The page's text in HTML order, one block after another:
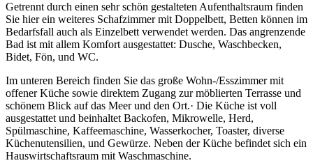
Getrennt durch einen sehr schön gestalteten Aufenthaltsraum finden
Sie hier ein weiteres Schafzimmer mit Doppelbett, Betten können im
Bedarfsfall auch als Einzelbett verwendet werden. Das angrenzende
Bad ist mit allem Komfort ausgestattet: Dusche, Waschbecken,
Bidet, Fön, und WC.
Im unteren Bereich finden Sie das große Wohn-/Esszimmer mit
offener Küche sowie direktem Zugang zur möblierten Terrasse und
schönem Blick auf das Meer und den Ort.· Die Küche ist voll
ausgestattet und beinhaltet Backofen, Mikrowelle, Herd,
Spülmaschine, Kaffeemaschine, Wasserkocher, Toaster, diverse
Küchenutensilien, und Gewürze. Neben der Küche befindet sich ein
Hauswirtschaftsraum mit Waschmaschine.